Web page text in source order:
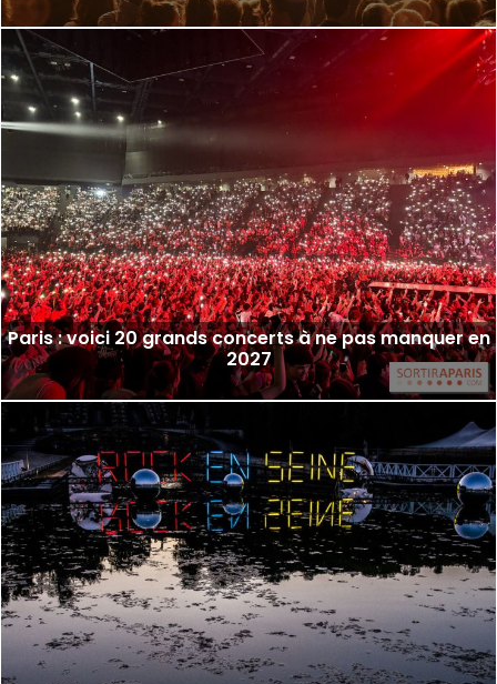
Paris : voici 20 grands concerts à ne pas manquer en
2027